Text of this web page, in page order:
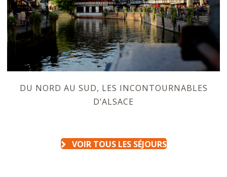
DU NORD AU SUD, LES INCONTOURNABLES
D’ALSACE
VOIR TOUS LES SÉJOURS